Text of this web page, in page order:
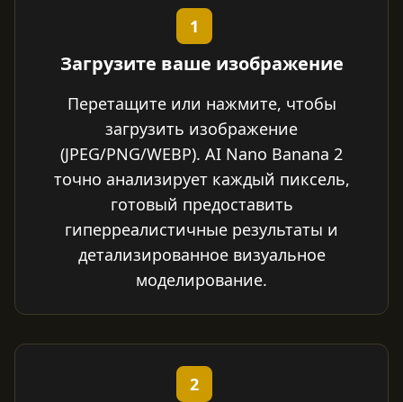
1
Загрузите ваше изображение
Перетащите или нажмите, чтобы
загрузить изображение
(JPEG/PNG/WEBP). AI Nano Banana 2
точно анализирует каждый пиксель,
готовый предоставить
гиперреалистичные результаты и
детализированное визуальное
моделирование.
2